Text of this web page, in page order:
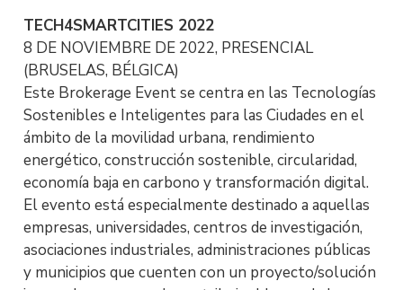
TECH4SMARTCITIES 2022
8 DE NOVIEMBRE DE 2022, PRESENCIAL
(BRUSELAS, BÉLGICA)
Este Brokerage Event se centra en las Tecnologías
Sostenibles e Inteligentes para las Ciudades en el
ámbito de la movilidad urbana, rendimiento
energético, construcción sostenible, circularidad,
economía baja en carbono y transformación digital.
El evento está especialmente destinado a aquellas
empresas, universidades, centros de investigación,
asociaciones industriales, administraciones públicas
y municipios que cuenten con un proyecto/solución